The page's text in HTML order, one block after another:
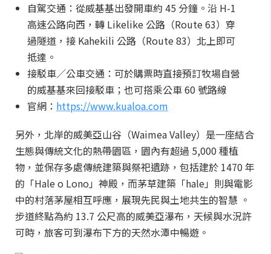
自駕交通：從威基基出發開車約 45 分鐘。沿 H-1
高速公路向西，轉 Likelike 公路（Route 63）穿
過隧道，接 Kahekili 公路（Route 83）北上即可
抵達。
接駁車／公車交通：可於購票時直接預訂牧場自營
的威基基來回接駁車；也可搭乘公車 60 號路線
官網： https://www.kualoa.com
另外，北岸的威美亞山谷（Waimea Valley）是一座結合
生態與傳統文化的熱帶園區，園內有超過 5,000 種植
物，並保存多處傳統建築與祭祀遺跡，包括建於 1470 年
的「Hale o Lono」神殿，而茅草建築「hale」則與電影
中的村落茅屋相互呼應，展現先民與土地共生的智慧 。
步道終點為約 13.7 公尺高的威美亞瀑布，天候與水況許
可時，旅客可到瀑布下方的天然水潭中暢遊。